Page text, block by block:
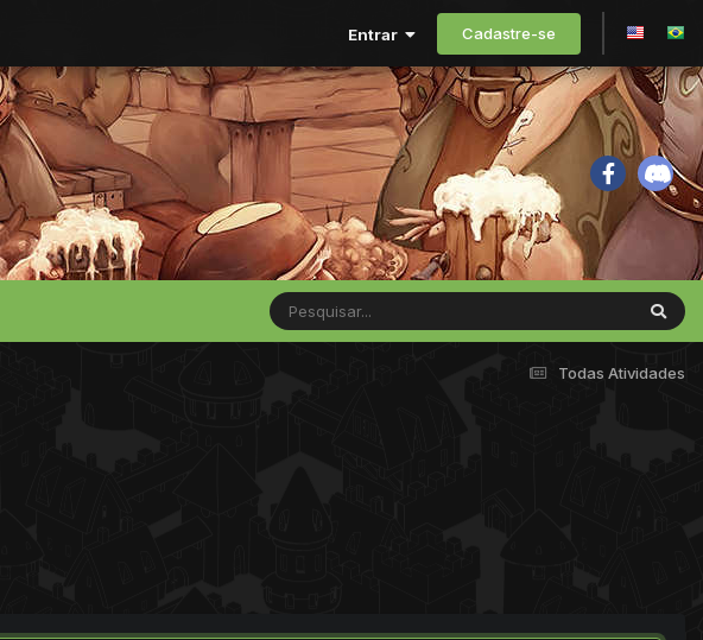
Entrar Cadastre-se
Todas Atividades